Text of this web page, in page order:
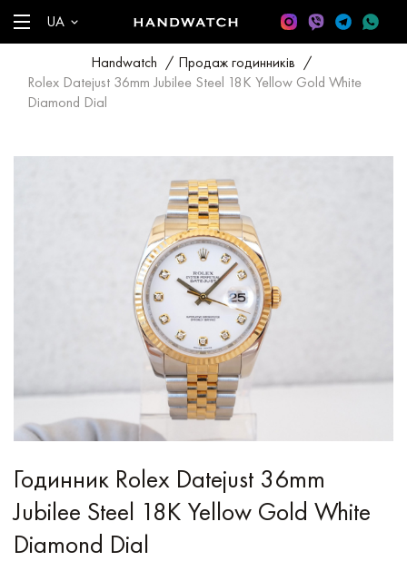
UA
Handwatch / Продаж годинників /
Rolex Datejust 36mm Jubilee Steel 18K Yellow Gold White
Diamond Dial
Годинник Rolex Datejust 36mm
Jubilee Steel 18K Yellow Gold White
Diamond Dial